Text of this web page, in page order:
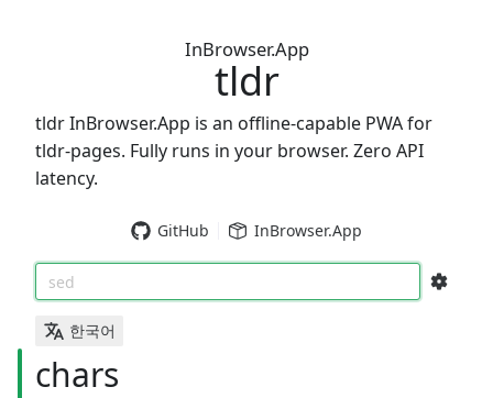
InBrowser.App
tldr
tldr InBrowser.App is an offline-capable PWA for
tldr-pages. Fully runs in your browser. Zero API
latency.
GitHub InBrowser.App
sed
한국어
chars